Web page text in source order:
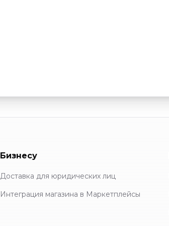
Бизнесу
Доставка для юридических лиц
Интеграция магазина в Маркетплейсы